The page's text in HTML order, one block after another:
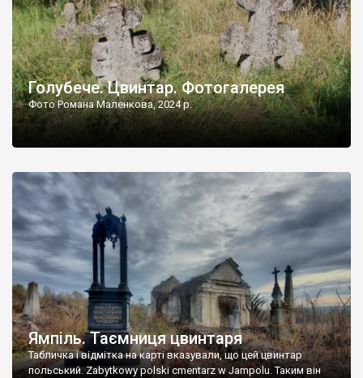
Голубече. Цвинтар. Фотогалерея
Фото Романа Маленкова, 2024 р.
Ямпіль. Таємниця цвинтаря
Табличка і відмітка на карті вказували, що цей цвинтар
польський. Zabytkowy polski cmentarz w Jampolu. Таким він